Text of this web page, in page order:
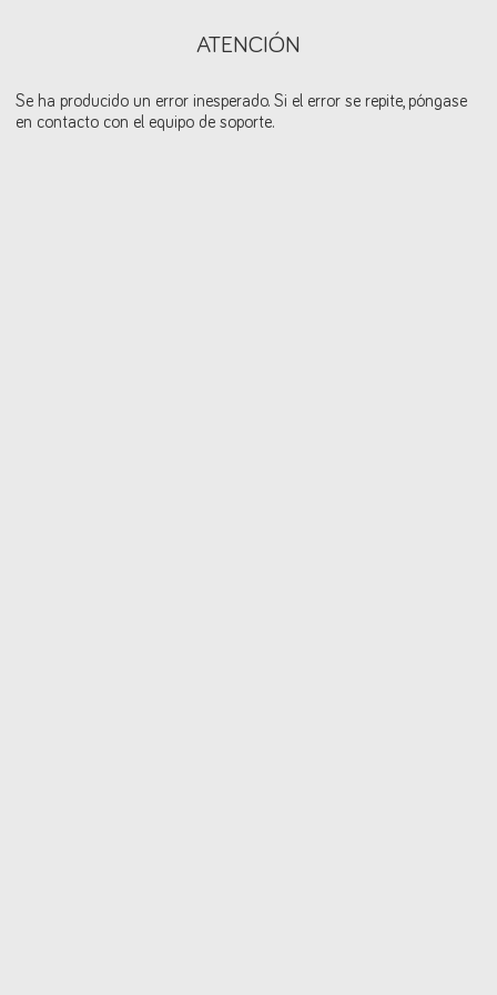
ATENCIÓN
Se ha producido un error inesperado. Si el error se repite, póngase
en contacto con el equipo de soporte.